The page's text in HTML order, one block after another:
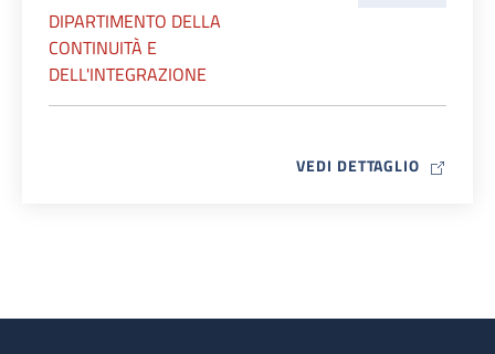
DIPARTIMENTO DELLA
CONTINUITÀ E
DELL'INTEGRAZIONE
VEDI DETTAGLIO MAP ICON